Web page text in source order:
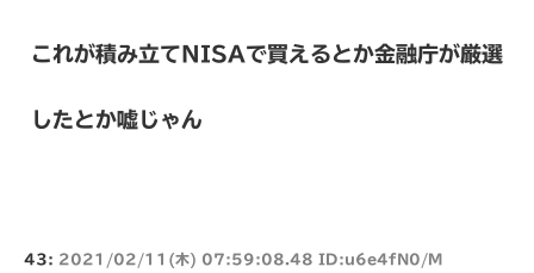
これが積み立てNISAで買えるとか金融庁が厳選
したとか嘘じゃん
43: 2021/02/11(木) 07:59:08.48 ID:u6e4fN0/M